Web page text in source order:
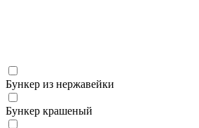
Бункер из нержавейки
Бункер крашеный